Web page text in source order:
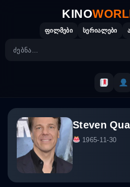
KINO
ფილმები სერიალები
Steven
1965-11-30